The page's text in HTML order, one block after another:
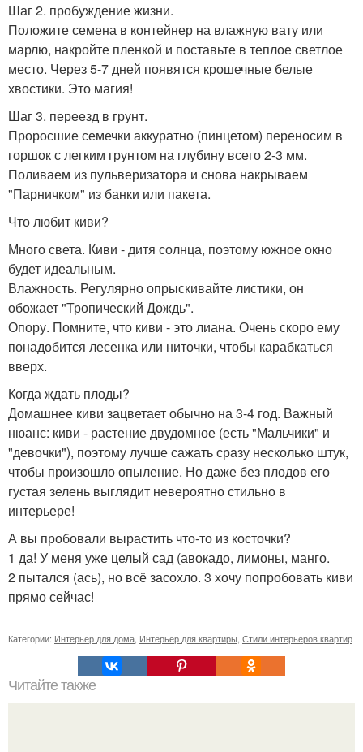
Шаг 2. пробуждение жизни.
Положите семена в контейнер на влажную вату или
марлю, накройте пленкой и поставьте в теплое светлое
место. Через 5-7 дней появятся крошечные белые
хвостики. Это магия!
Шаг 3. переезд в грунт.
Проросшие семечки аккуратно (пинцетом) переносим в
горшок с легким грунтом на глубину всего 2-3 мм.
Поливаем из пульверизатора и снова накрываем
"Парничком" из банки или пакета.
Что любит киви?
Много света. Киви - дитя солнца, поэтому южное окно
будет идеальным.
Влажность. Регулярно опрыскивайте листики, он
обожает "Тропический Дождь".
Опору. Помните, что киви - это лиана. Очень скоро ему
понадобится лесенка или ниточки, чтобы карабкаться
вверх.
Когда ждать плоды?
Домашнее киви зацветает обычно на 3-4 год. Важный
нюанс: киви - растение двудомное (есть "Мальчики" и
"девочки"), поэтому лучше сажать сразу несколько штук,
чтобы произошло опыление. Но даже без плодов его
густая зелень выглядит невероятно стильно в
интерьере!
А вы пробовали вырастить что-то из косточки?
1 да! У меня уже целый сад (авокадо, лимоны, манго.
2 пытался (ась), но всё засохло. 3 хочу попробовать киви
прямо сейчас!
Категории: Интерьер для дома, Интерьер для квартиры, Стили интерьеров квартир
Читайте также